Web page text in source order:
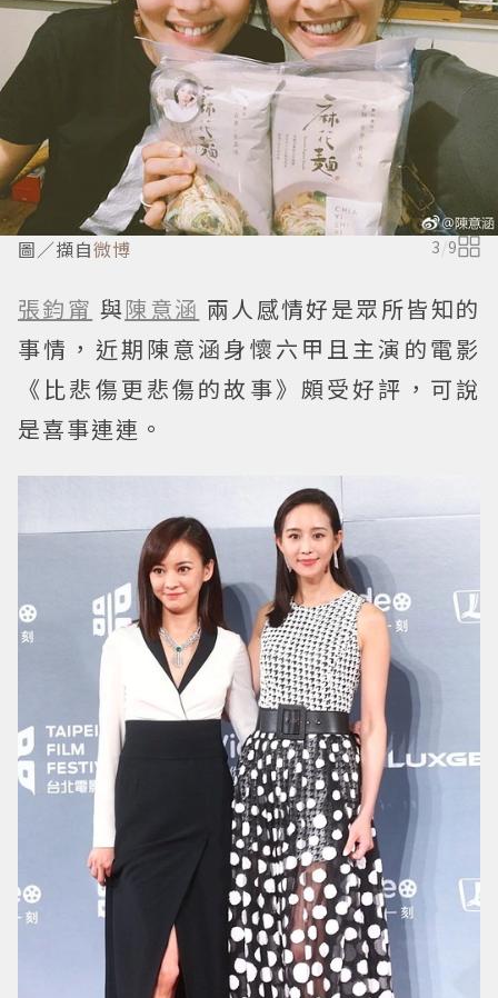
圖／擷自微博 3 /9
張鈞甯 與陳意涵 兩人感情好是眾所皆知的
事情，近期陳意涵身懷六甲且主演的電影
《比悲傷更悲傷的故事》頗受好評，可說
是喜事連連。